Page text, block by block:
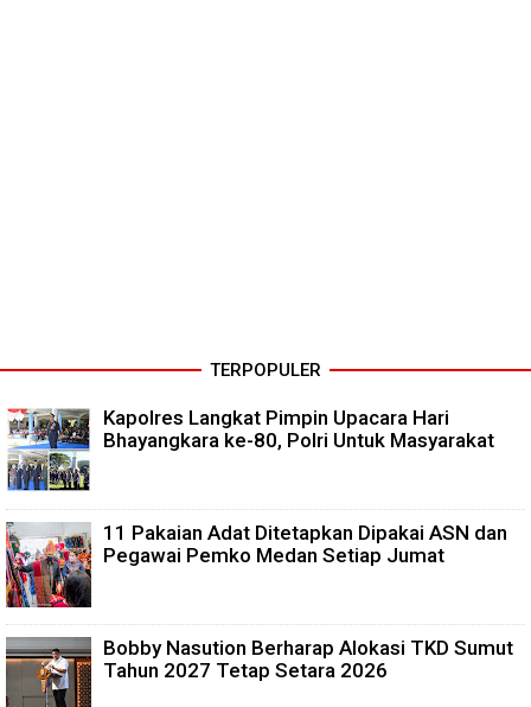
TERPOPULER
Kapolres Langkat Pimpin Upacara Hari
Bhayangkara ke-80, Polri Untuk Masyarakat
11 Pakaian Adat Ditetapkan Dipakai ASN dan
Pegawai Pemko Medan Setiap Jumat
Bobby Nasution Berharap Alokasi TKD Sumut
Tahun 2027 Tetap Setara 2026